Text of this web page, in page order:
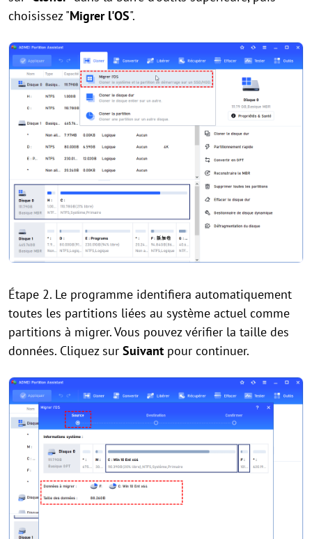
choisissez "Migrer l'OS".
Étape 2. Le programme identifiera automatiquement
toutes les partitions liées au système actuel comme
partitions à migrer. Vous pouvez vérifier la taille des
données. Cliquez sur Suivant pour continuer.